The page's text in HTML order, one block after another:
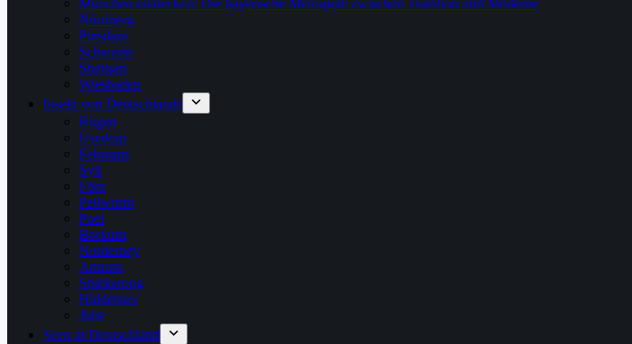
München entdecken: Die bayerische Metropole zwischen Tradition und Moderne
Nürnberg
Potsdam
Schwerin
Stuttgart
Wiesbaden
Inseln von Deutschlands
Rügen
Usedom
Fehmarn
Sylt
Föhr
Pellworm
Poel
Borkum
Norderney
Amrum
Spiekeroog
Hiddensee
Juist
Seen in Deutschland